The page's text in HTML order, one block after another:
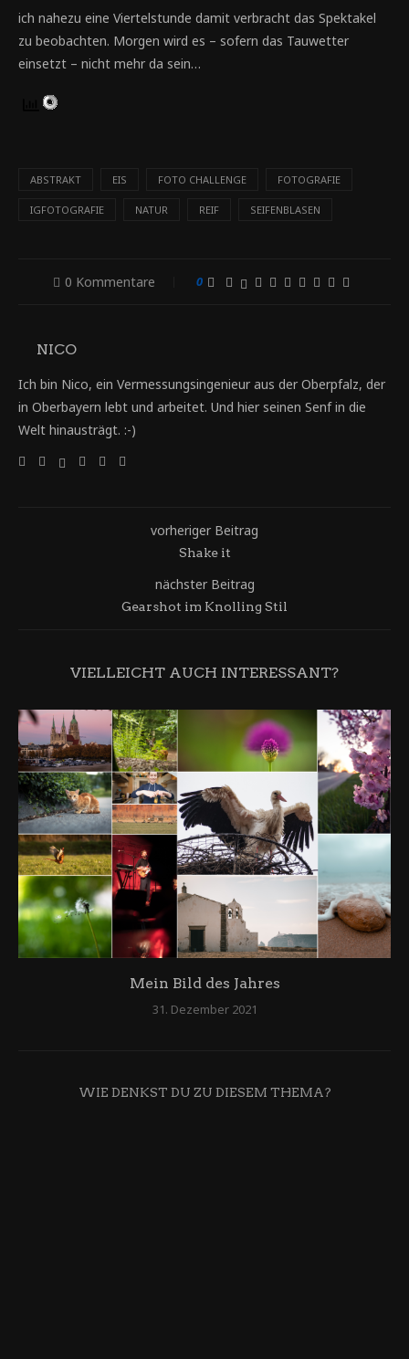
ich nahezu eine Viertelstunde damit verbracht das Spektakel
zu beobachten. Morgen wird es – sofern das Tauwetter
einsetzt – nicht mehr da sein…
ABSTRAKT EIS FOTO CHALLENGE FOTOGRAFIE
IGFOTOGRAFIE NATUR REIF SEIFENBLASEN
0 Kommentare 0
NICO
Ich bin Nico, ein Vermessungsingenieur aus der Oberpfalz, der
in Oberbayern lebt und arbeitet. Und hier seinen Senf in die
Welt hinausträgt. :-)
vorheriger Beitrag
Shake it
nächster Beitrag
Gearshot im Knolling Stil
VIELLEICHT AUCH INTERESSANT?
Mein Bild des Jahres
31. Dezember 2021
WIE DENKST DU ZU DIESEM THEMA?